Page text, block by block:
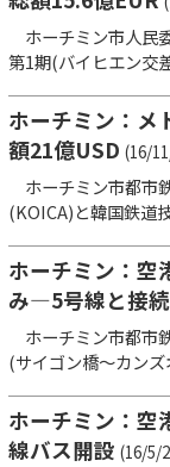
ホーチミン市人民
第1期(バイヒエン交
ホーチミン：メ
額21億USD (16/
ホーチミン市都市
(KOICA)と韓国鉄道
ホーチミン：空
み―5号線と接続
ホーチミン市都市
(サイゴン橋～カンズ
ホーチミン：空
線バス開設 (16/5/